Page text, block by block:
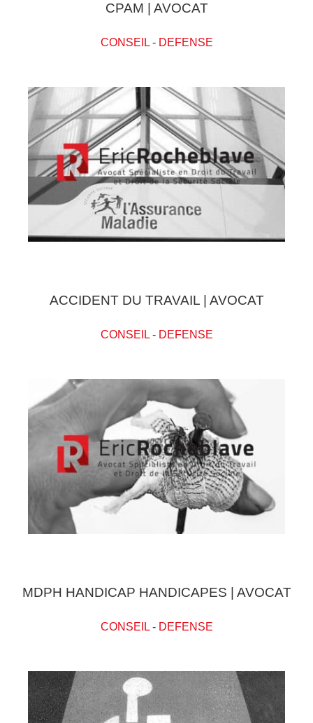
CPAM | AVOCAT
CONSEIL- DEFENSE
ACCIDENT DU TRAVAIL | AVOCAT
CONSEIL- DEFENSE
MDPH HANDICAP HANDICAPES | AVOCAT
CONSEIL- DEFENSE